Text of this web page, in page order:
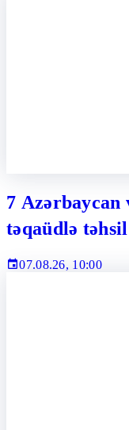
7 Azərbaycan
təqaüdlə
07.08.26, 10:00